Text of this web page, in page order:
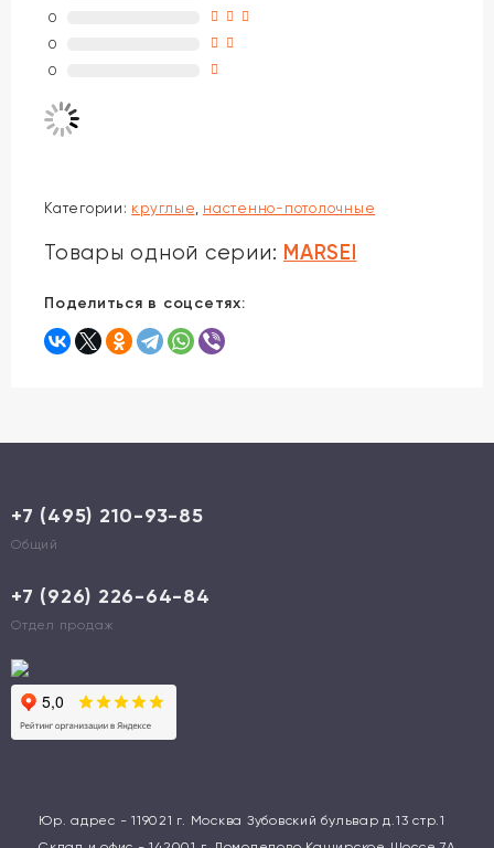
0
0
0
Категории: круглые настенно-потолочные
Товары одной серии: MARSEI
Поделиться в соцсетях:
+7 (495) 210-93-85
Общий
+7 (926) 226-64-84
Отдел продаж
Юр. адрес - 119021 г. Москва Зубовский бульвар д.13 стр.1